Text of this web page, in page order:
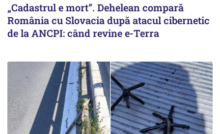
„Cadastrul e mort”. Dehelean compară
România cu Slovacia după atacul cibernetic
de la ANCPI: când revine e-Terra